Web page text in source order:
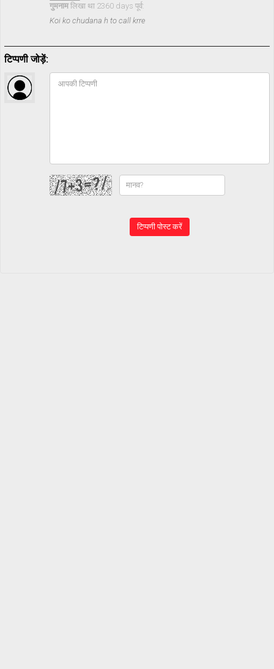
गुमनामलिखा था 2360 days पूर्व:
Koi ko chudana h to call krre
टिप्पणी जोड़ें:
टिप्पणी पोस्ट करें